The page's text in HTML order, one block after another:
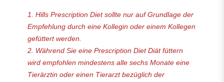
1. Hills Prescription Diet sollte nur auf Grundlage der
Empfehlung durch eine Kollegin oder einem Kollegen
gefüttert werden.
2. Während Sie eine Prescription Diet Diät füttern
wird empfohlen mindestens alle sechs Monate eine
Tierärztin oder einen Tierarzt bezüglich der